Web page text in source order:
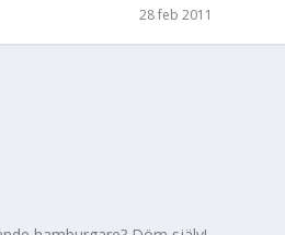
28 feb 2011